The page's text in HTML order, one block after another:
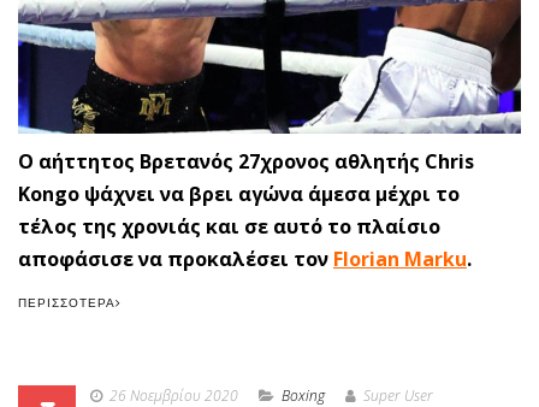
O αήττητος Βρετανός 27χρονος αθλητής Chris
Kongo ψάχνει να βρει αγώνα άμεσα μέχρι το
τέλος της χρονιάς και σε αυτό το πλαίσιο
αποφάσισε να προκαλέσει τον Florian Marku.
ΠΕΡΙΣΣΌΤΕΡΑ
26 Νοεμβρίου 2020 Boxing Super User